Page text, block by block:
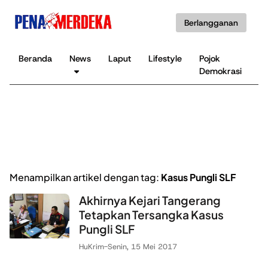
Berlangganan
Beranda News Laput Lifestyle
Pojok
Demokrasi
Menampilkan artikel dengan tag: Kasus Pungli SLF
Akhirnya Kejari Tangerang
Tetapkan Tersangka Kasus
Pungli SLF
HuKrim-Senin, 15 Mei 2017